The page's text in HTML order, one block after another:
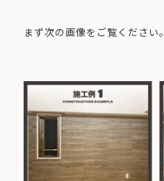
まず次の画像をご覧ください。